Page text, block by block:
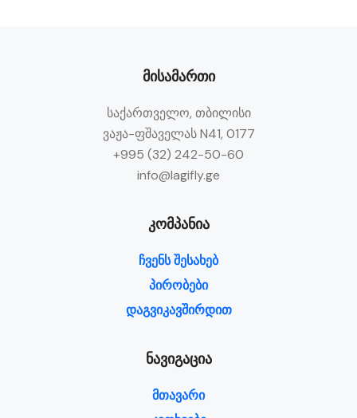
მისამართი
საქართველო, თბილისი
ვაჟა-ფშაველას N41, 0177
+995 (32) 242-50-60
info@lagifly.ge
კომპანია
ჩვენს შესახებ
პირობები
დაგვიკავშირდით
ნავიგაცია
მთავარი